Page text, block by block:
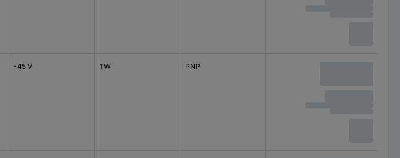
-45 V 1 W PNP